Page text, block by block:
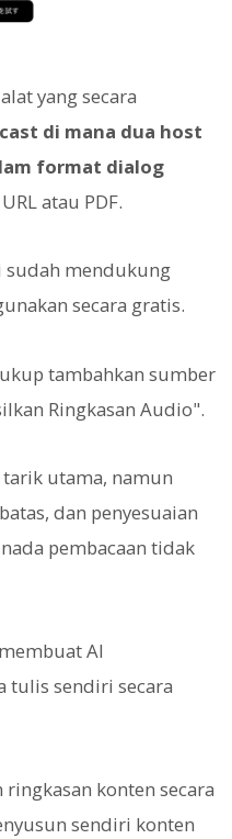
yang secara
di mana dua host
format dialog
atau PDF.
sudah mendukung
secara gratis.
tambahkan sumber
Ringkasan Audio".
tarik utama, namun
dan penyesuaian
pembacaan tidak
AI
tulis sendiri secara
ringkasan konten secara
sendiri konten